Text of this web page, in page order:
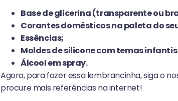
Base de glicerina (transparente ou
Corantes domésticos na paleta do
Essências;
Moldes de silicone com temas
Álcool em spray.
Agora, para fazer essa lembrancinha, siga o
procure mais referências na internet!